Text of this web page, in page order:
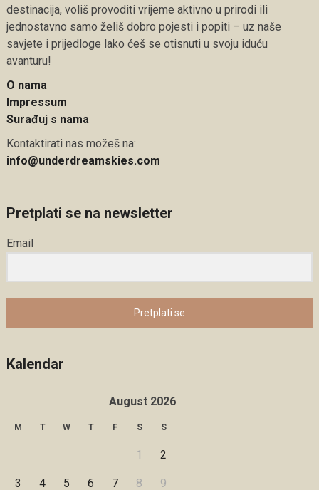
destinacija, voliš provoditi vrijeme aktivno u prirodi ili
jednostavno samo želiš dobro pojesti i popiti – uz naše
savjete i prijedloge lako ćeš se otisnuti u svoju iduću
avanturu!
O nama
Impressum
Surađuj s nama
Kontaktirati nas možeš na:
info@underdreamskies.com
Pretplati se na newsletter
Email
Pretplati se
Kalendar
August 2026
M T W T F S S
1 2
3 4 5 6 7 8 9